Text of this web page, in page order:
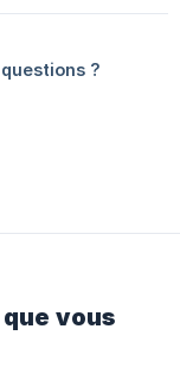
?
vous